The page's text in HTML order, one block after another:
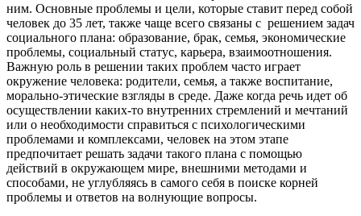
ним. Основные проблемы и цели, которые ставит перед собой
человек до 35 лет, также чаще всего связаны с решением задач
социального плана: образование, брак, семья, экономические
проблемы, социальный статус, карьера, взаимоотношения.
Важную роль в решении таких проблем часто играет
окружение человека: родители, семья, а также воспитание,
морально-этические взгляды в среде. Даже когда речь идет об
осуществлении каких-то внутренних стремлений и мечтаний
или о необходимости справиться с психологическими
проблемами и комплексами, человек на этом этапе
предпочитает решать задачи такого плана с помощью
действий в окружающем мире, внешними методами и
способами, не углубляясь в самого себя в поиске корней
проблемы и ответов на волнующие вопросы.